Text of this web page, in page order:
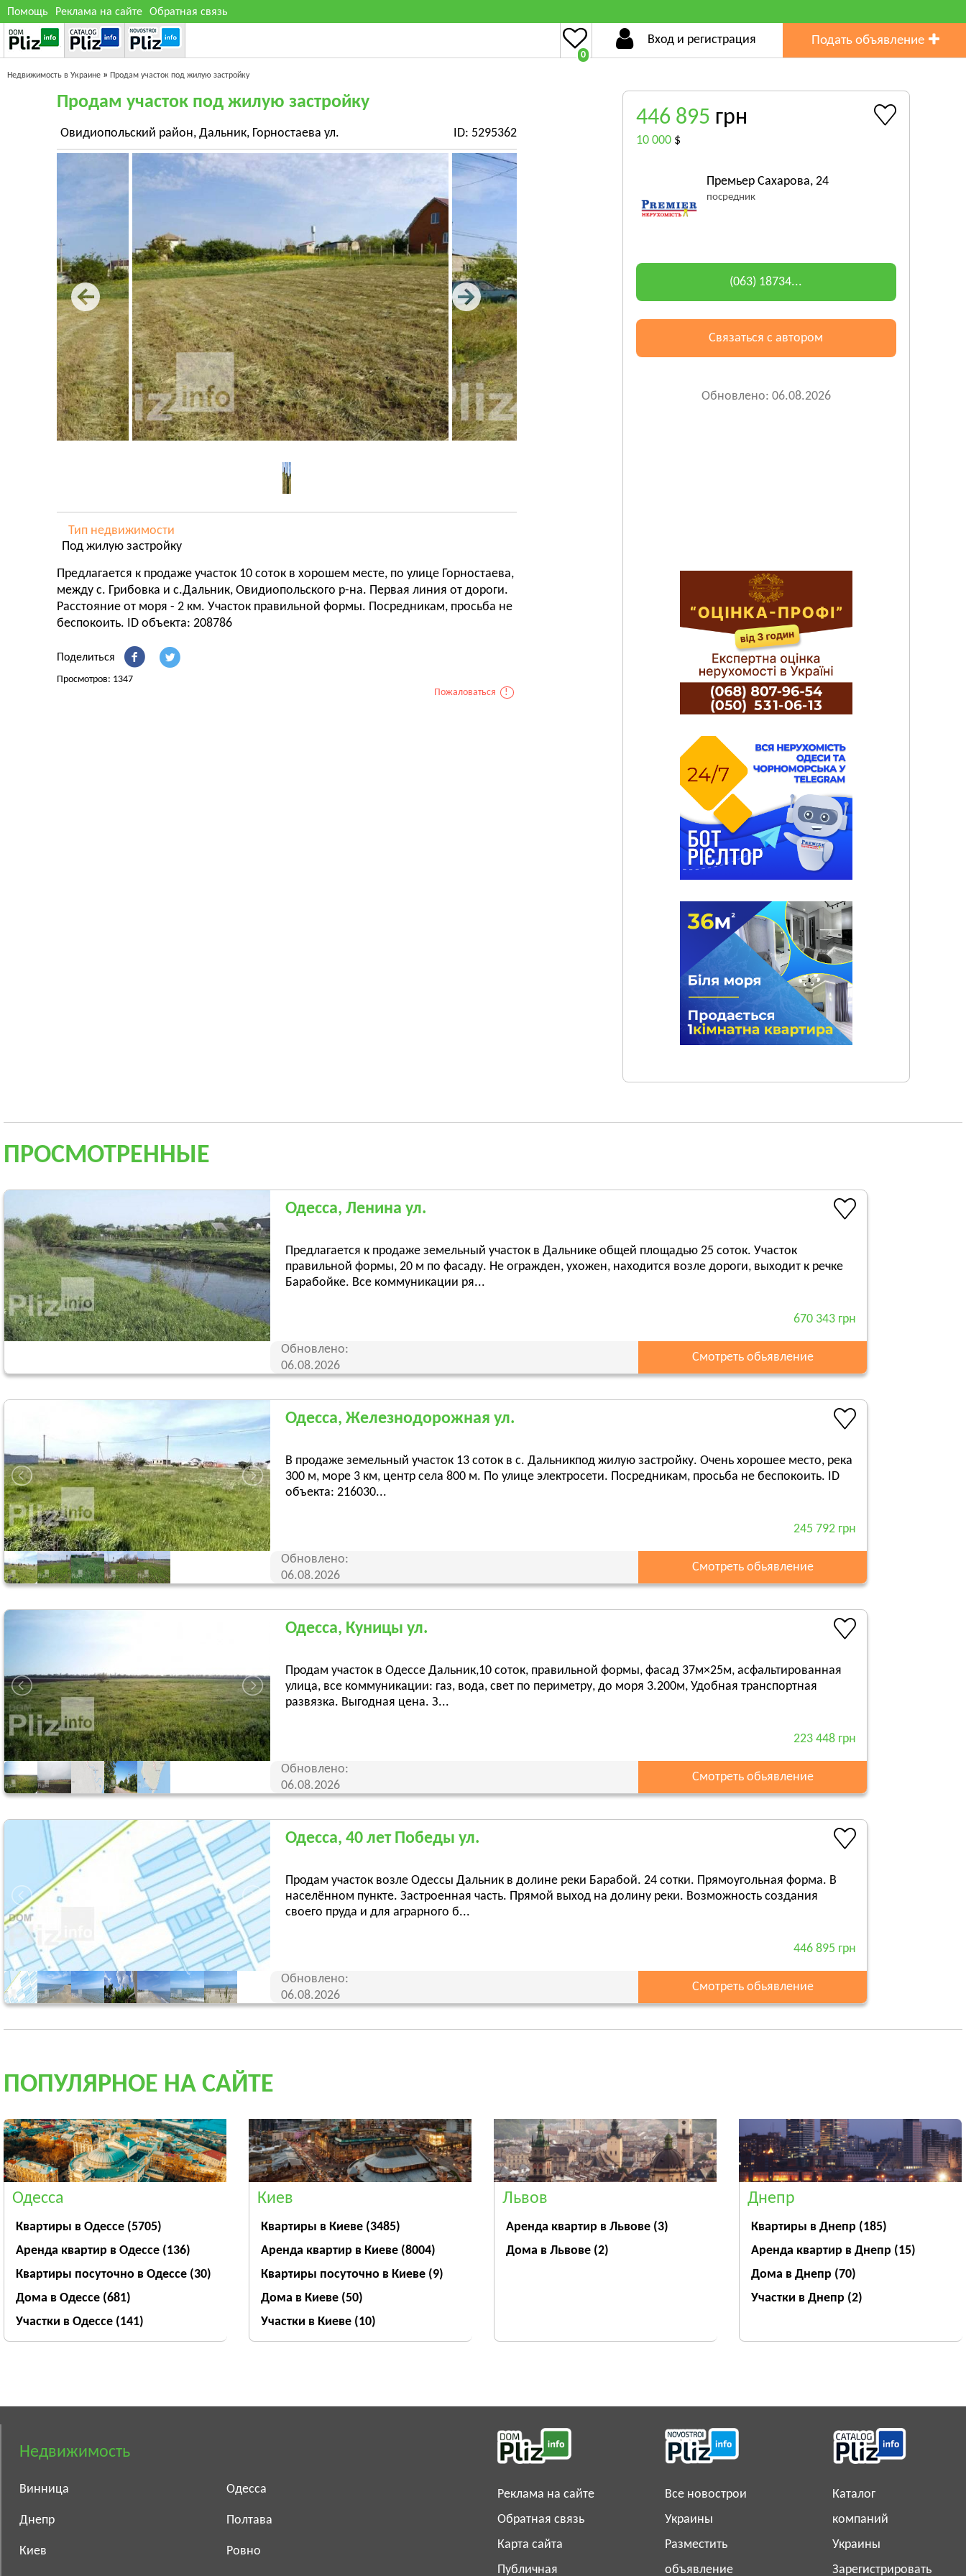
Помощь Реклама на сайте Обратная связь
0
Вход и регистрация Подать объявление
Недвижимость в Украине » Продам участок под жилую застройку
Продам участок под жилую застройку
Овидиопольский район, Дальник, Горностаева ул. ID: 5295362
Тип недвижимости
Под жилую застройку
Предлагается к продаже участок 10 соток в хорошем месте, по улице Горностаева,
между с. Грибовка и с.Дальник, Овидиопольского р-на. Первая линия от дороги.
Расстояние от моря - 2 км. Участок правильной формы. Посредникам, просьба не
беспокоить. ID объекта: 208786
Поделиться
Просмотров: 1347
Пожаловаться
!
446 895 грн
10 000 $
Премьер Сахарова, 24
посредник
(063) 18734...
Связаться с автором
Обновлено: 06.08.2026
ПРОСМОТРЕННЫЕ
Одесса, Ленина ул.
Предлагается к продаже земельный участок в Дальнике общей площадью 25 соток. Участок
правильной формы, 20 м по фасаду. Не огражден, ухожен, находится возле дороги, выходит к речке
Барабойке. Все коммуникации ря...
670 343 грн
Обновлено:
06.08.2026
Смотреть обьявление
Одесса, Железнодорожная ул.
В продаже земельный участок 13 соток в с. Дальникпод жилую застройку. Очень хорошее место, река
300 м, море 3 км, центр села 800 м. По улице электросети. Посредникам, просьба не беспокоить. ID
объекта: 216030...
245 792 грн
Обновлено:
06.08.2026
Смотреть обьявление
Одесса, Куницы ул.
Продам участок в Одессе Дальник,10 соток, правильной формы, фасад 37м×25м, асфальтированная
улица, все коммуникации: газ, вода, свет по периметру, до моря 3.200м, Удобная транспортная
развязка. Выгодная цена. З...
223 448 грн
Обновлено:
06.08.2026
Смотреть обьявление
Одесса, 40 лет Победы ул.
Продам участок возле Одессы Дальник в долине реки Барабой. 24 сотки. Прямоугольная форма. В
населённом пункте. Застроенная часть. Прямой выход на долину реки. Возможность создания
своего пруда и для аграрного б...
446 895 грн
Обновлено:
06.08.2026
Смотреть обьявление
ПОПУЛЯРНОЕ НА САЙТЕ
Одесса
Квартиры в Одессе (5705)
Аренда квартир в Одессе (136)
Квартиры посуточно в Одессе (30)
Дома в Одессе (681)
Участки в Одессе (141)
Киев
Квартиры в Киеве (3485)
Аренда квартир в Киеве (8004)
Квартиры посуточно в Киеве (9)
Дома в Киеве (50)
Участки в Киеве (10)
Львов
Аренда квартир в Львове (3)
Дома в Львове (2)
Днепр
Квартиры в Днепр (185)
Аренда квартир в Днепр (15)
Дома в Днепр (70)
Участки в Днепр (2)
Недвижимость
Винница
Днепр
Киев
Одесса
Полтава
Ровно
Реклама на сайте
Обратная связь
Карта сайта
Публичная
Все новострои
Украины
Разместить
объявление
Каталог
компаний
Украины
Зарегистрировать